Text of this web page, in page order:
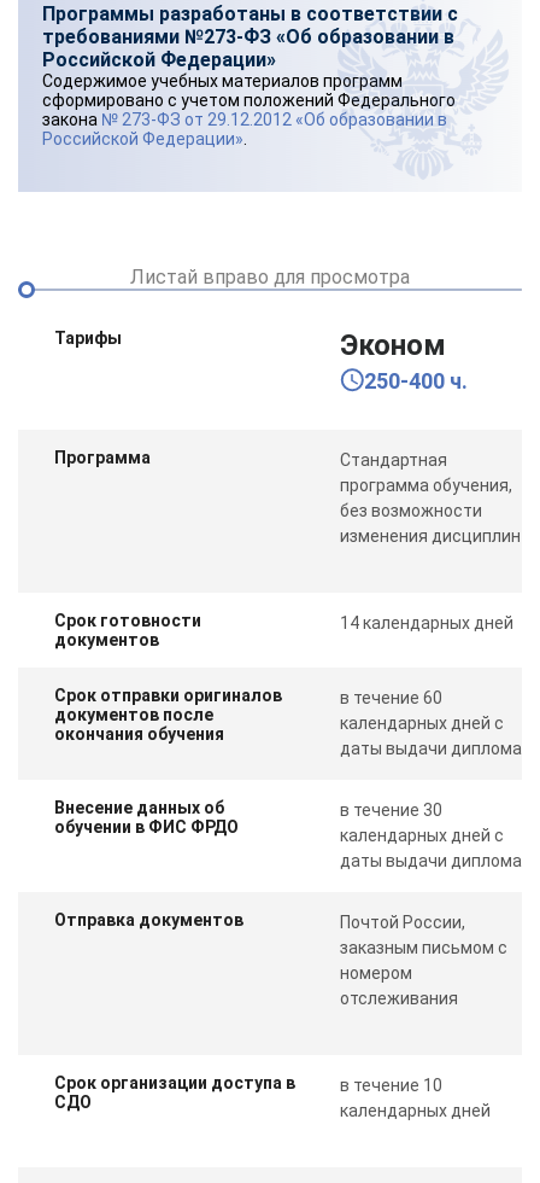
Программы разработаны в соответствии с
требованиями №273-ФЗ «Об образовании в
Российской Федерации»
Содержимое учебных материалов программ
сформировано с учетом положений Федерального
закона № 273-ФЗ от 29.12.2012 «Об образовании в
Российской Федерации»
Листай вправо для просмотра
Тарифы Эконом
250-400 ч.
Программа
Стандартная
программа обучения,
без возможности
изменения дисциплин
Срок готовности
документов
14 календарных дней
Срок отправки оригиналов
документов после
окончания обучения
в течение 60
календарных дней с
даты выдачи диплома
Внесение данных об
обучении в ФИС ФРДО
в течение 30
календарных дней с
даты выдачи диплома
Отправка документов
Почтой России,
заказным письмом с
номером
отслеживания
Срок организации доступа в
СДО
в течение 10
календарных дней